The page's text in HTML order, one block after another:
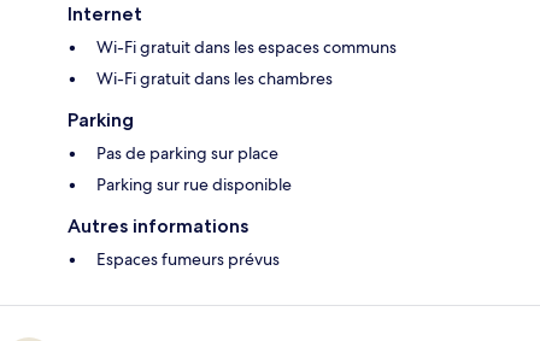
Internet
Wi-Fi gratuit dans les espaces communs
Wi-Fi gratuit dans les chambres
Parking
Pas de parking sur place
Parking sur rue disponible
Autres informations
Espaces fumeurs prévus